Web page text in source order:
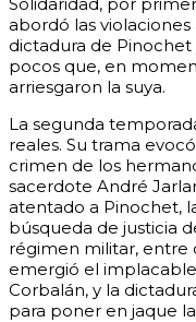
abordó las
dictadura de Pinochet
pocos que, en
arriesgaron la suya.
La segunda
reales. Su trama
crimen de los
sacerdote André
atentado a Pinochet,
búsqueda de justicia
régimen militar, entre
emergió el
Corbalán, y la
para poner en jaque